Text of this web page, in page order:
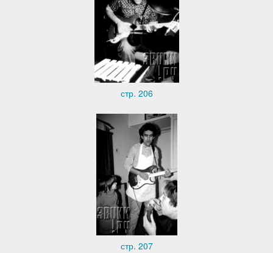
стр. 206
стр. 207